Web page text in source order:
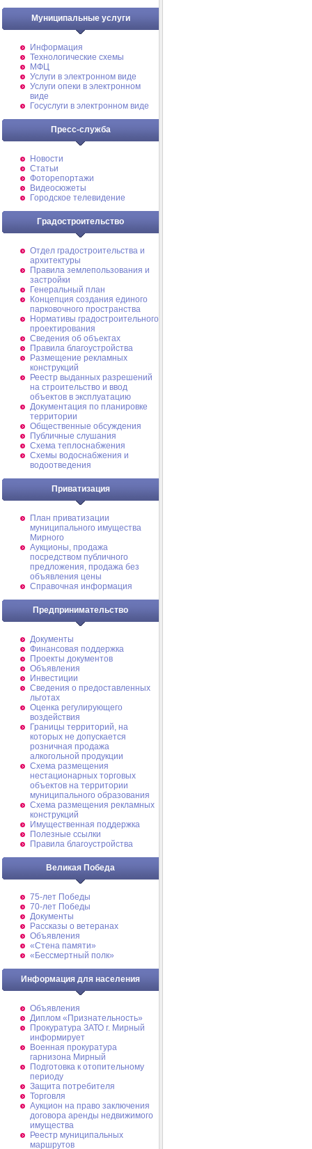
Муниципальные услуги
Информация
Технологические схемы
МФЦ
Услуги в электронном виде
Услуги опеки в электронном
виде
Госуслуги в электронном виде
Пресс-служба
Новости
Статьи
Фоторепортажи
Видеосюжеты
Городское телевидение
Градостроительство
Отдел градостроительства и
архитектуры
Правила землепользования и
застройки
Генеральный план
Концепция создания единого
парковочного пространства
Нормативы градостроительного
проектирования
Сведения об объектах
Правила благоустройства
Размещение рекламных
конструкций
Реестр выданных разрешений
на строительство и ввод
объектов в эксплуатацию
Документация по планировке
территории
Общественные обсуждения
Публичные слушания
Схема теплоснабжения
Схемы водоснабжения и
водоотведения
Приватизация
План приватизации
муниципального имущества
Мирного
Аукционы, продажа
посредством публичного
предложения, продажа без
объявления цены
Справочная информация
Предпринимательство
Документы
Финансовая поддержка
Проекты документов
Объявления
Инвестиции
Сведения о предоставленных
льготах
Оценка регулирующего
воздействия
Границы территорий, на
которых не допускается
розничная продажа
алкогольной продукции
Схема размещения
нестационарных торговых
объектов на территории
муниципального образования
Схема размещения рекламных
конструкций
Имущественная поддержка
Полезные ссылки
Правила благоустройства
Великая Победа
75-лет Победы
70-лет Победы
Документы
Рассказы о ветеранах
Объявления
«Стена памяти»
«Бессмертный полк»
Информация для населения
Объявления
Диплом «Признательность»
Прокуратура ЗАТО г. Мирный
информирует
Военная прокуратура
гарнизона Мирный
Подготовка к отопительному
периоду
Защита потребителя
Торговля
Аукцион на право заключения
договора аренды недвижимого
имущества
Реестр муниципальных
маршрутов